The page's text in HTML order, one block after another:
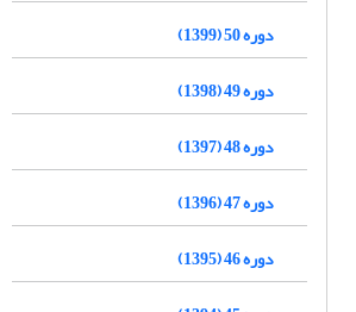
دوره 50 (1399)
دوره 49 (1398)
دوره 48 (1397)
دوره 47 (1396)
دوره 46 (1395)